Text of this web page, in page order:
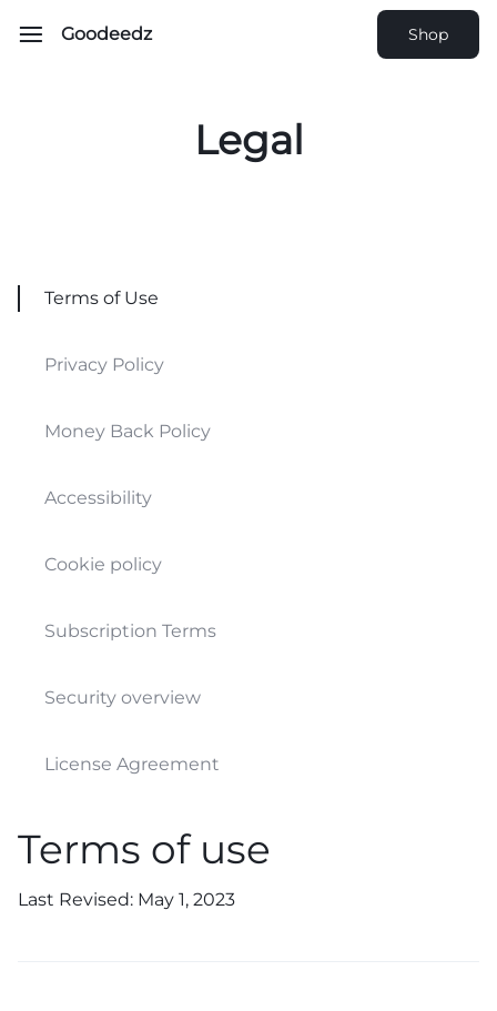
Goodeedz Shop
Legal
Terms of Use
Privacy Policy
Money Back Policy
Accessibility
Cookie policy
Subscription Terms
Security overview
License Agreement
Terms of use
Last Revised: May 1, 2023